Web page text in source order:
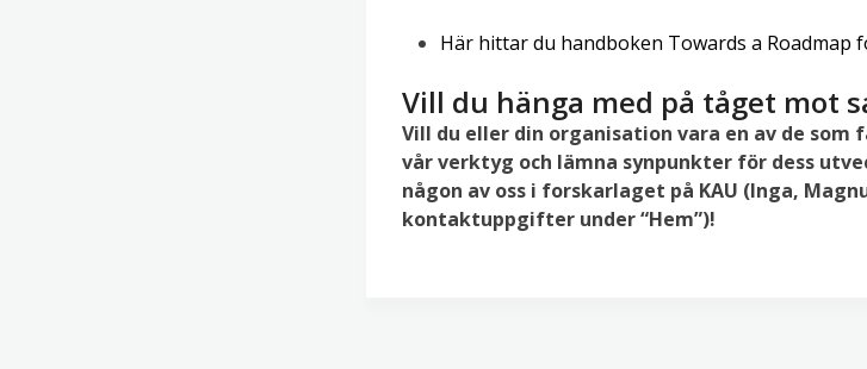
Här hittar du handboken Towards a Roadmap
Vill du hänga med på tåget mot
Vill du eller din organisation vara en av de
vår verktyg och lämna synpunkter för dess
någon av oss i forskarlaget på KAU (Inga,
kontaktuppgifter under “Hem”)!